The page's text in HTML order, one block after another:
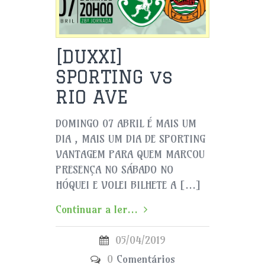
[DUXXI]
SPORTING vs
RIO AVE
DOMINGO 07 ABRIL É MAIS UM
DIA , MAIS UM DIA DE SPORTING
VANTAGEM PARA QUEM MARCOU
PRESENÇA NO SÁBADO NO
HÓQUEI E VOLEI BILHETE A […]
Continuar a ler...
05/04/2019
0 Comentários